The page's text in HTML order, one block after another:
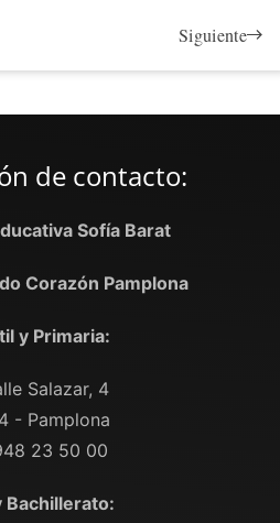
Siguiente
de contacto:
Sofía Barat
Corazón Pamplona
y Primaria:
Salazar, 4
- Pamplona
23 50 00
Bachillerato: